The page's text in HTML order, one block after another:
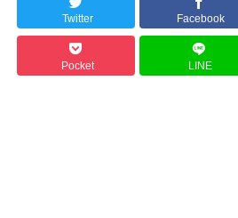
Twitter Facebook
Pocket LINE